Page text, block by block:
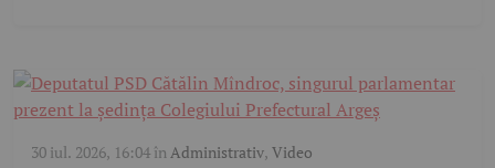
30 iul. 2026, 16:04 înAdministrativ, Video